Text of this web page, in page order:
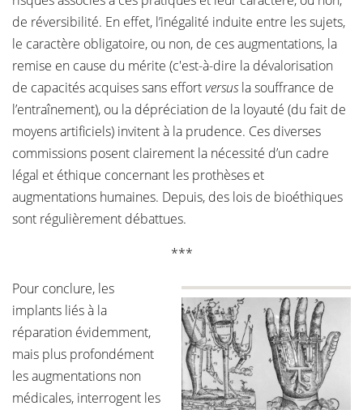
de réversibilité. En effet, l’inégalité induite entre les sujets,
le caractère obligatoire, ou non, de ces augmentations, la
remise en cause du mérite (c'est-à-dire la dévalorisation
de capacités acquises sans effortversusla souffrance de
l’entraînement), ou la dépréciation de la loyauté (du fait de
moyens artificiels) invitent à la prudence. Ces diverses
commissions posent clairement la nécessité d’un cadre
légal et éthique concernant les prothèses et
augmentations humaines. Depuis, des lois de bioéthiques
sont régulièrement débattues.
***
Pour conclure, les
implants liés à la
réparation évidemment,
mais plus profondément
les augmentations non
médicales, interrogent les